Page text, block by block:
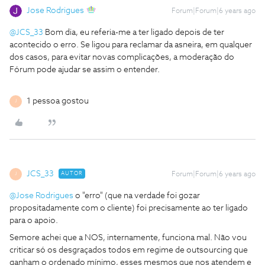
Jose Rodrigues Forum|Forum|6 years ago
@JCS_33 Bom dia, eu referia-me a ter ligado depois de ter
acontecido o erro. Se ligou para reclamar da asneira, em qualquer
dos casos, para evitar novas complicações, a moderação do
Fórum pode ajudar se assim o entender.
J 1 pessoa gostou
J JCS_33 AUTOR Forum|Forum|6 years ago
@Jose Rodrigues o "erro" (que na verdade foi gozar
propositadamente com o cliente) foi precisamente ao ter ligado
para o apoio.
Semore achei que a NOS, internamente, funciona mal. Não vou
criticar só os desgraçados todos em regime de outsourcing que
ganham o ordenado mínimo, esses mesmos que nos atendem e